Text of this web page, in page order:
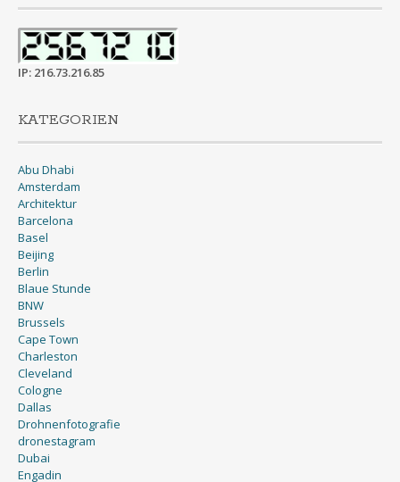
IP: 216.73.216.85
KATEGORIEN
Abu Dhabi
Amsterdam
Architektur
Barcelona
Basel
Beijing
Berlin
Blaue Stunde
BNW
Brussels
Cape Town
Charleston
Cleveland
Cologne
Dallas
Drohnenfotografie
dronestagram
Dubai
Engadin